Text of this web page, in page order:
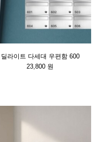
딜라이트 다세대 우편함 600
23,800 원